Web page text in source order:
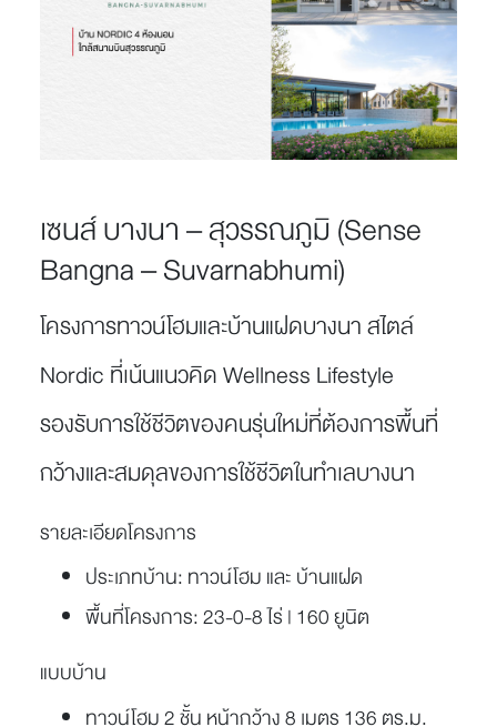
เซนส์ บางนา – สุวรรณภูมิ (Sense
Bangna – Suvarnabhumi)
โครงการทาวน์โฮมและบ้านแฝดบางนา สไตล์
Nordic ที่เน้นแนวคิด Wellness Lifestyle
รองรับการใช้ชีวิตของคนรุ่นใหม่ที่ต้องการพื้นที่
กว้างและสมดุลของการใช้ชีวิตในทำเลบางนา
รายละเอียดโครงการ
ประเภทบ้าน:ทาวน์โฮม และ บ้านแฝด
พื้นที่โครงการ:23-0-8 ไร่ | 160 ยูนิต
แบบบ้าน
ทาวน์โฮม 2 ชั้น หน้ากว้าง 8 เมตร 136 ตร.ม.